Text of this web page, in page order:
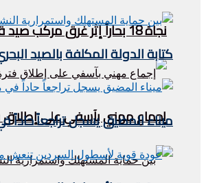
نجاة 18 بحاراً إثر غرق مركب صيد قبالة سواحل الداخلة
إجماع مهني بآسفي على إطلاق
كتابة الدولة المكلفة بالصيد
ميناء المضيق يسجل تراجعاً حاداً في مفرغات الصيد خلال